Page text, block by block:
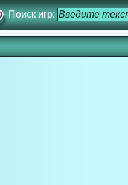
Поиск игр: